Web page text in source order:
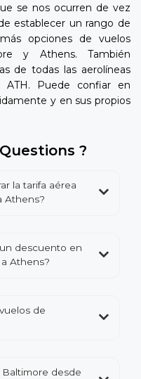
se nos ocurren de vez
establecer un rango de
opciones de vuelos
y Athens. También
de todas las aerolíneas
Puede confiar en
y en sus propios
?
la tarifa aérea
Athens?
descuento en
Athens?
de
Baltimore desde